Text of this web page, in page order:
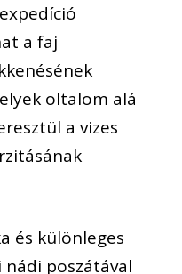
a faj
oltalom alá
a vizes
és különleges
poszátával